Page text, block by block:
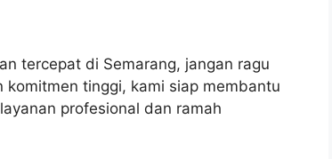
tercepat di Semarang, jangan ragu
tinggi, kami siap membantu
profesional dan ramah